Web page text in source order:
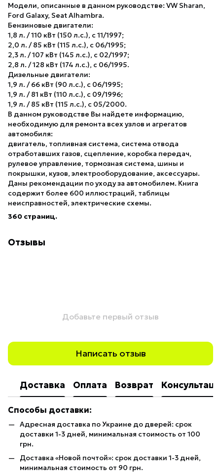
Модели, описанные в данном руководстве: VW Sharan,
Ford Galaxy, Seat Alhambra.
Бензиновые двигатели:
1,8 л. / 110 кВт (150 л.с.), с 11/1997;
2,0 л. / 85 кВт (115 л.с.), с 06/1995;
2,3 л. / 107 кВт (145 л.с.), с 02/1997;
2,8 л. / 128 кВт (174 л.с.), с 06/1995.
Дизельные двигатели:
1,9 л. / 66 кВт (90 л.с.), с 06/1995;
1,9 л. / 81 кВт (110 л.с.), с 09/1996;
1,9 л. / 85 кВт (115 л.с.), с 05/2000.
В данном руководстве Вы найдете информацию,
необходимую для ремонта всех узлов и агрегатов
автомобиля:
двигатель, топливная система, система отвода
отработавших газов, сцепление, коробка передач,
рулевое управление, тормозная система, шины и
покрышки, кузов, электрооборудование, аксессуары.
Даны рекомендации по уходу за автомобилем. Книга
содержит более 600 иллюстраций, таблицы
неисправностей, электрические схемы.
360 страниц.
Отзывы
Добавьте первый отзыв
Написать отзыв
Доставка Оплата Возврат
Способы доставки:
Адресная доставка по Украине до дверей: срок
доставки 1-3 дней, минимальная стоимость от 100
грн.
Доставка «Новой почтой»: срок доставки 1-3 дней,
минимальная стоимость от 90 грн.